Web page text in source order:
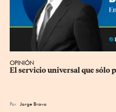
OPINIÓN
El servicio universal que sólo
Por Jorge Bravo